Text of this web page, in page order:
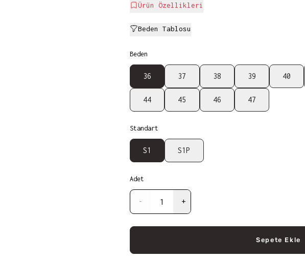
Ürün Özellikleri
Beden Tablosu
Beden
36 37 38 39 40
44 45 46 47
Standart
S1 S1P
Adet
- +
Sepete Ekle